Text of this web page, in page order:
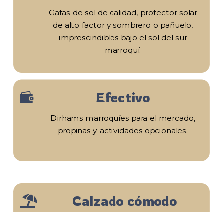
Gafas de sol de calidad, protector solar
de alto factor y sombrero o pañuelo,
imprescindibles bajo el sol del sur
marroquí.
 Efectivo
Dirhams marroquíes para el mercado,
propinas y actividades opcionales.
 Calzado cómodo